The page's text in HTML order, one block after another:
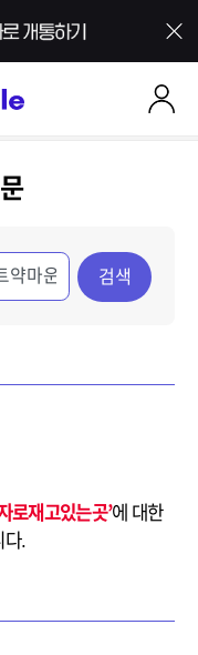
SK 7mobile
검색
재고있는곳’에 대한
.